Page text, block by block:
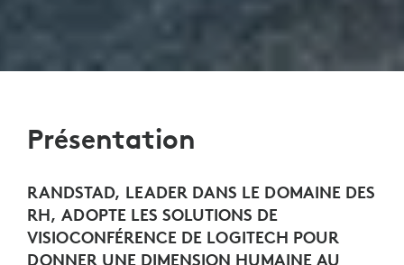
Présentation
RANDSTAD, LEADER DANS LE DOMAINE DES
RH, ADOPTE LES SOLUTIONS DE
VISIOCONFÉRENCE DE LOGITECH POUR
DONNER UNE DIMENSION HUMAINE AU